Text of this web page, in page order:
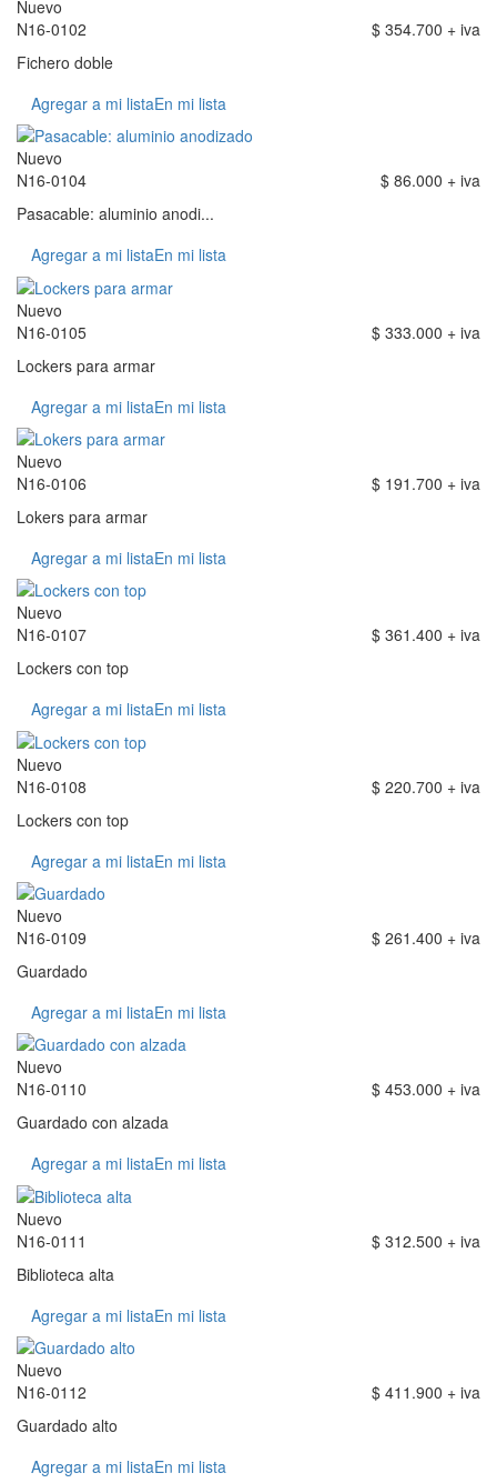
Nuevo
N16-0102
$ 354.700 + iva
Fichero doble
Agregar a mi listaEn mi lista
Nuevo
N16-0104
$ 86.000 + iva
Pasacable: aluminio anodi...
Agregar a mi listaEn mi lista
Nuevo
N16-0105
$ 333.000 + iva
Lockers para armar
Agregar a mi listaEn mi lista
Nuevo
N16-0106
$ 191.700 + iva
Lokers para armar
Agregar a mi listaEn mi lista
Nuevo
N16-0107
$ 361.400 + iva
Lockers con top
Agregar a mi listaEn mi lista
Nuevo
N16-0108
$ 220.700 + iva
Lockers con top
Agregar a mi listaEn mi lista
Nuevo
N16-0109
$ 261.400 + iva
Guardado
Agregar a mi listaEn mi lista
Nuevo
N16-0110
$ 453.000 + iva
Guardado con alzada
Agregar a mi listaEn mi lista
Nuevo
N16-0111
$ 312.500 + iva
Biblioteca alta
Agregar a mi listaEn mi lista
Nuevo
N16-0112
$ 411.900 + iva
Guardado alto
Agregar a mi listaEn mi lista